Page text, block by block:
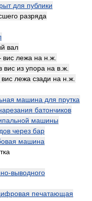
для публики
разряда
вал
лежа на н.ж.
из упора на в.ж.
лежа сзади на н.ж.
машина для прутка
батончиков
машины
через бар
машина
выводного
печатающая